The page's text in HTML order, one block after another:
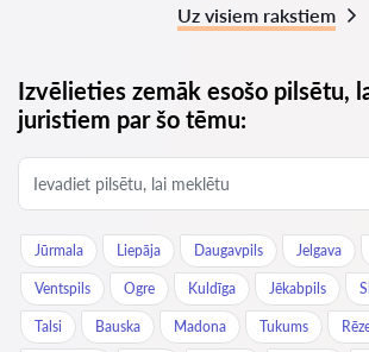
Uz visiem rakstiem
Izvēlieties zemāk esošo pilsētu,
juristiem par šo tēmu:
Jūrmala Liepāja Daugavpils Jelgava
Ventspils Ogre Kuldīga Jēkabpils
Talsi Bauska Madona Tukums